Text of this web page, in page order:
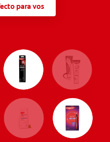
para vos